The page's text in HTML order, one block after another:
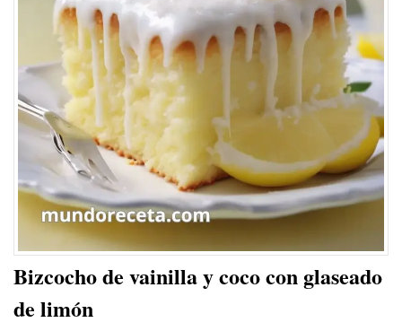
Bizcocho de vainilla y coco con glaseado
de limón